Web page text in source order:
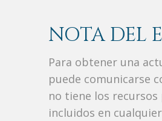
NOTA DEL
Para obtener una
puede comunicarse
no tiene los
incluidos en